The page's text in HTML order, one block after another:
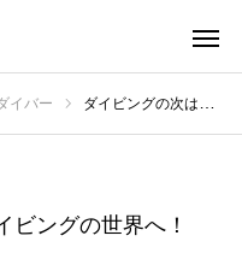
イバー ダイビングの次はフリーダイビングの世界へ！
ビングの世界へ！